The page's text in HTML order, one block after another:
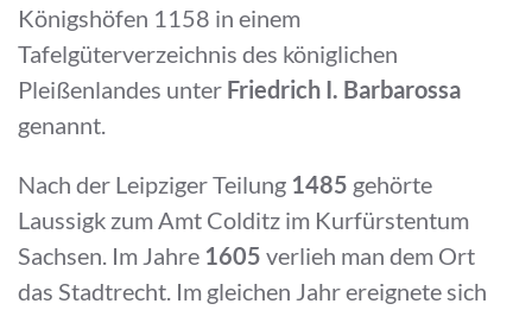
Königshöfen 1158 in einem
Tafelgüterverzeichnis des königlichen
Pleißenlandes unter Friedrich I. Barbarossa
genannt.
Nach der Leipziger Teilung 1485 gehörte
Laussigk zum Amt Colditz im Kurfürstentum
Sachsen. Im Jahre 1605 verlieh man dem Ort
das Stadtrecht. Im gleichen Jahr ereignete sich